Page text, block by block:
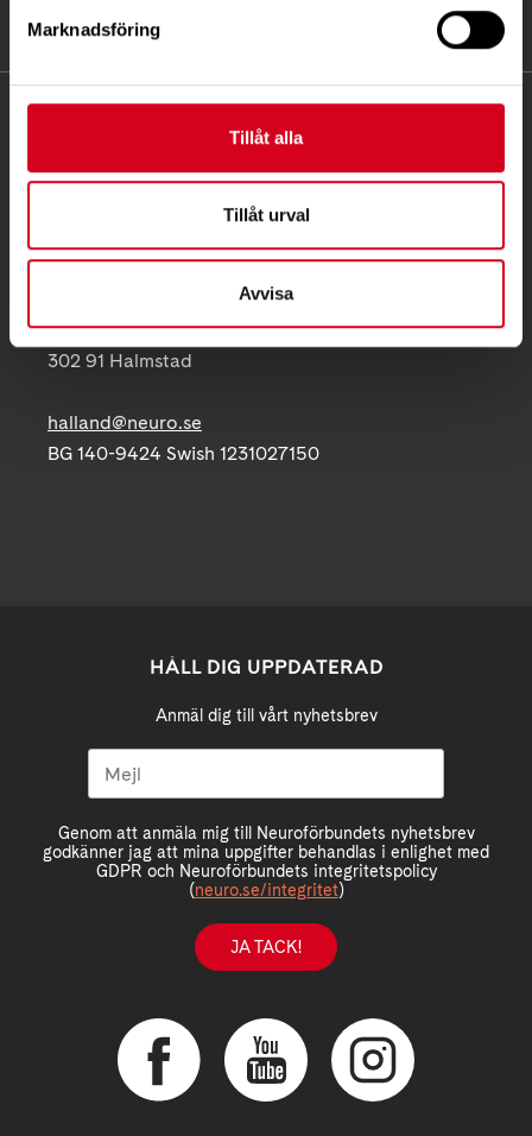
Marknadsföring
Tillåt alla
Tillåt urval
Avvisa
Besöksadress:
Gathenhielmsvägen 17, 302 91 Halmstad
Gatenhielmsvägen 17
302 91 Halmstad
halland@neuro.se
BG 140-9424 Swish 1231027150
HÅLL DIG UPPDATERAD
Anmäl dig till vårt nyhetsbrev
Genom att anmäla mig till Neuroförbundets nyhetsbrev
godkänner jag att mina uppgifter behandlas i enlighet med
GDPR och Neuroförbundets integritetspolicy
(neuro.se/integritet)
JA TACK!